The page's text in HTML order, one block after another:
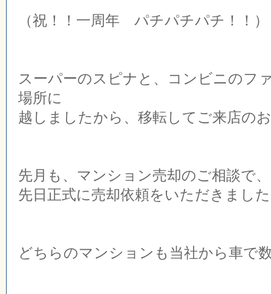
（祝！！一周年 パチパチパチ！！）
スーパーのスピナと、コンビニのフ
場所に
越しましたから、移転してご来店の
先月も、マンション売却のご相談で
先日正式に売却依頼をいただきまし
どちらのマンションも当社から車で